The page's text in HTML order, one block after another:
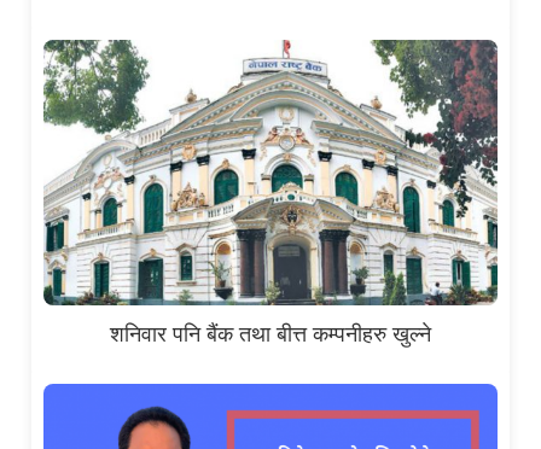
शनिवार पनि बैंक तथा बीत्त कम्पनीहरु खुल्ने